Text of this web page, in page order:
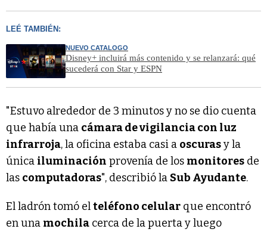
LEÉ TAMBIÉN:
NUEVO CATALOGO
Disney+ incluirá más contenido y se relanzará: qué
sucederá con Star y ESPN
"Estuvo alrededor de 3 minutos y no se dio cuenta
que había una cámara de vigilancia con luz
infrarroja, la oficina estaba casi a oscurasy la
única iluminación provenía de los monitores de
las computadoras", describió la Sub Ayudante.
El ladrón tomó elteléfono celular que encontró
en una mochila cerca de la puerta y luego